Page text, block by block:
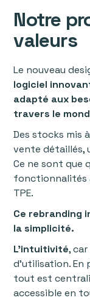
Notre
valeurs
Le nouveau
logiciel
adapté aux
travers le
Des stocks mis
vente détaillés,
Ce ne sont que
fonctionnalités
TPE.
Ce rebranding
la simplicité.
L’intuitivité,
d’utilisation.
tout est
accessible en